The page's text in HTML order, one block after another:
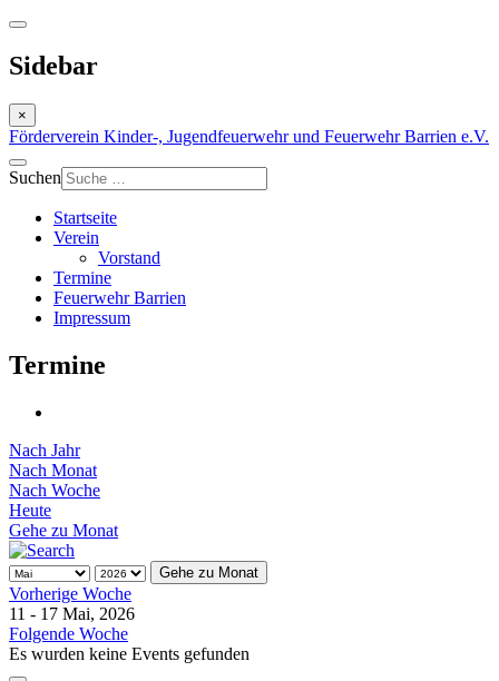
Sidebar
×
Förderverein Kinder-, Jugendfeuerwehr und Feuerwehr Barrien e.V.
Suchen
Startseite
Verein
Vorstand
Termine
Feuerwehr Barrien
Impressum
Termine
Nach Jahr
Nach Monat
Nach Woche
Heute
Gehe zu Monat
Gehe zu Monat
Vorherige Woche
11 - 17 Mai, 2026
Folgende Woche
Es wurden keine Events gefunden